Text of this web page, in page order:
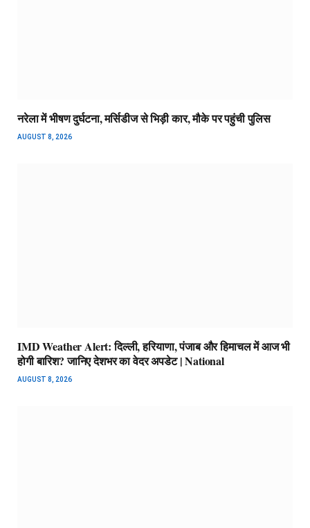
नरेला में भीषण दुर्घटना, मर्सिडीज से भिड़ी कार, मौके पर पहुंची पुलिस
AUGUST 8, 2026
IMD Weather Alert: दिल्ली, हरियाणा, पंजाब और हिमाचल में आज भी
होगी बारिश? जानिए देशभर का वेदर अपडेट | National
AUGUST 8, 2026